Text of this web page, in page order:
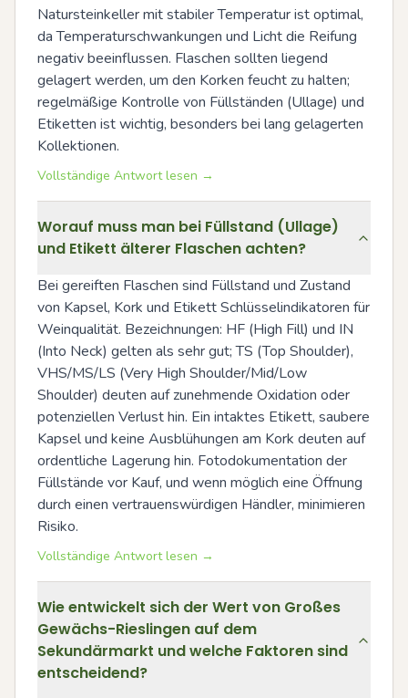
Natursteinkeller mit stabiler Temperatur ist optimal,
da Temperaturschwankungen und Licht die Reifung
negativ beeinflussen. Flaschen sollten liegend
gelagert werden, um den Korken feucht zu halten;
regelmäßige Kontrolle von Füllständen (Ullage) und
Etiketten ist wichtig, besonders bei lang gelagerten
Kollektionen.
Vollständige Antwort lesen →
Worauf muss man bei Füllstand (Ullage)
und Etikett älterer Flaschen achten?
Bei gereiften Flaschen sind Füllstand und Zustand
von Kapsel, Kork und Etikett Schlüsselindikatoren für
Weinqualität. Bezeichnungen: HF (High Fill) und IN
(Into Neck) gelten als sehr gut; TS (Top Shoulder),
VHS/MS/LS (Very High Shoulder/Mid/Low
Shoulder) deuten auf zunehmende Oxidation oder
potenziellen Verlust hin. Ein intaktes Etikett, saubere
Kapsel und keine Ausblühungen am Kork deuten auf
ordentliche Lagerung hin. Fotodokumentation der
Füllstände vor Kauf, und wenn möglich eine Öffnung
durch einen vertrauenswürdigen Händler, minimieren
Risiko.
Vollständige Antwort lesen →
Wie entwickelt sich der Wert von Großes
Gewächs-Rieslingen auf dem
Sekundärmarkt und welche Faktoren sind
entscheidend?